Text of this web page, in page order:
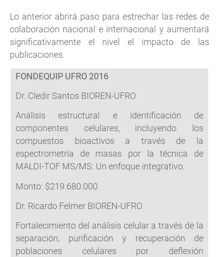
Lo anterior abrirá paso para estrechar las redes de
colaboración nacional e internacional y aumentará
significativamente el nivel el impacto de las
publicaciones.
FONDEQUIP UFRO 2016
Dr. Cledir Santos BIOREN-UFRO
Análisis estructural e identificación de
componentes celulares, incluyendo los
compuestos bioactivos a través de la
espectrometría de masas por la técnica de
MALDI-TOF MS/MS: Un enfoque integrativo.
Monto: $219.680.000
Dr. Ricardo Felmer BIOREN-UFRO
Fortalecimiento del análisis celular a través de la
separación, purificación y recuperación de
poblaciones celulares por deflexión